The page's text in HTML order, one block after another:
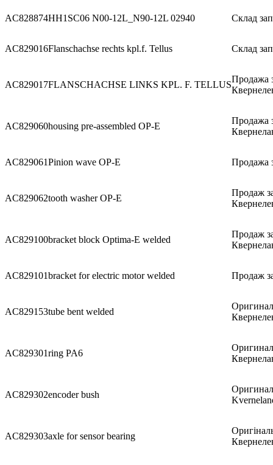
AC828874HH1SC06 N00-12L_N90-12L 02940 Склад
AC829016Flanschachse rechts kpl.f. Tellus Склад
AC829017FLANSCHACHSE LINKS KPL. F. TELLUS
Продажа
AC829060housing pre-assembled OP-E
Продажа
AC829061Pinion wave OP-E Продажа
AC829062tooth washer OP-E
Продаж
AC829100bracket block Optima-E welded
Продаж
AC829101bracket for electric motor welded Продаж
AC829153tube bent welded
AC829301ring PA6
AC829302encoder bush
AC829303axle for sensor bearing